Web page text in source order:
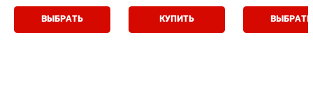
ВЫБРАТЬ КУПИТЬ ВЫБРАТЬ